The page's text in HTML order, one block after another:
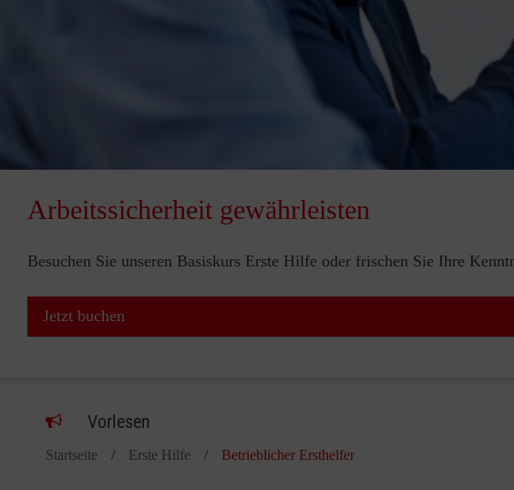
Arbeitssicherheit gewährleisten
Besuchen Sie unseren Basiskurs Erste Hilfe oder frischen Sie Ihre
Jetzt buchen
Vorlesen
Startseite Erste Hilfe Betrieblicher Ersthelfer